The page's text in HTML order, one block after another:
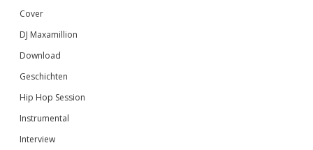
Cover
DJ Maxamillion
Download
Geschichten
Hip Hop Session
Instrumental
Interview